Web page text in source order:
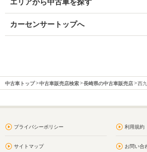
エリアから中古車を探す
カーセンサートップへ
中古車トップ 中古車販売店検索 長崎県の中古車販売店 西
プライバシーポリシー 利用規約
サイトマップ お問い合